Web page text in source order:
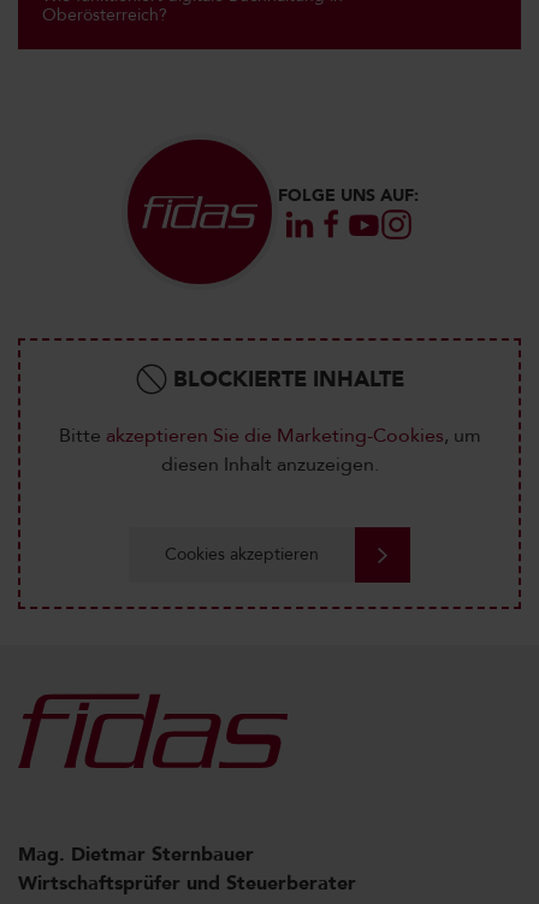
Oberösterreich?
FOLGE UNS AUF:
BLOCKIERTE INHALTE
Bitte akzeptieren Sie die Marketing-Cookies, um
diesen Inhalt anzuzeigen.
Cookies akzeptieren
Mag. Dietmar Sternbauer
Wirtschaftsprüfer und Steuerberater